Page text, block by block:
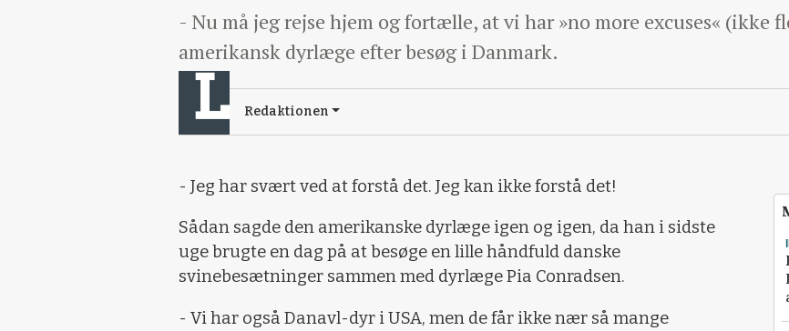
- Nu må jeg rejse hjem og fortælle, at vi har »no more excuses« (ikke
amerikansk dyrlæge efter besøg i Danmark.
Redaktionen
- Jeg har svært ved at forstå det. Jeg kan ikke forstå det!
Sådan sagde den amerikanske dyrlæge igen og igen, da han i sidste
uge brugte en dag på at besøge en lille håndfuld danske
svinebesætninger sammen med dyrlæge Pia Conradsen.
- Vi har også Danavl-dyr i USA, men de får ikke nær så mange